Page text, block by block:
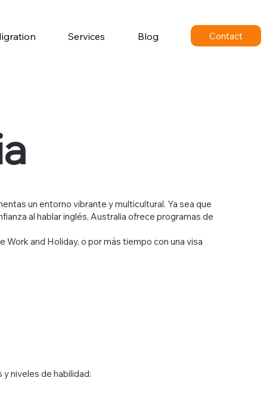
Contact
Services Blog
un entorno vibrante y multicultural. Ya sea que
al hablar inglés, Australia ofrece programas de
and Holiday, o por más tiempo con una visa
niveles de habilidad: